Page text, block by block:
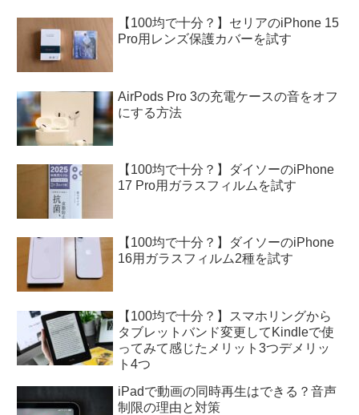
【100均で十分？】セリアのiPhone 15
Pro用レンズ保護カバーを試す
AirPods Pro 3の充電ケースの音をオフ
にする方法
【100均で十分？】ダイソーのiPhone
17 Pro用ガラスフィルムを試す
【100均で十分？】ダイソーのiPhone
16用ガラスフィルム2種を試す
【100均で十分？】スマホリングから
タブレットバンド変更してKindleで使
ってみて感じたメリット3つデメリッ
ト4つ
iPadで動画の同時再生はできる？音声
制限の理由と対策